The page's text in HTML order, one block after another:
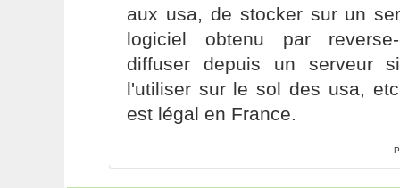
aux usa, de stocker sur un
logiciel obtenu par
diffuser depuis un serveur
l'utiliser sur le sol des usa,
est légal en France.